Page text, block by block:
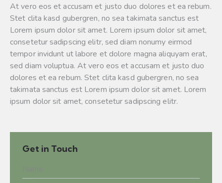
At vero eos et accusam et justo duo dolores et ea rebum.
Stet clita kasd gubergren, no sea takimata sanctus est
Lorem ipsum dolor sit amet. Lorem ipsum dolor sit amet,
consetetur sadipscing elitr, sed diam nonumy eirmod
tempor invidunt ut labore et dolore magna aliquyam erat,
sed diam voluptua. At vero eos et accusam et justo duo
dolores et ea rebum. Stet clita kasd gubergren, no sea
takimata sanctus est Lorem ipsum dolor sit amet. Lorem
ipsum dolor sit amet, consetetur sadipscing elitr.
Get in Touch